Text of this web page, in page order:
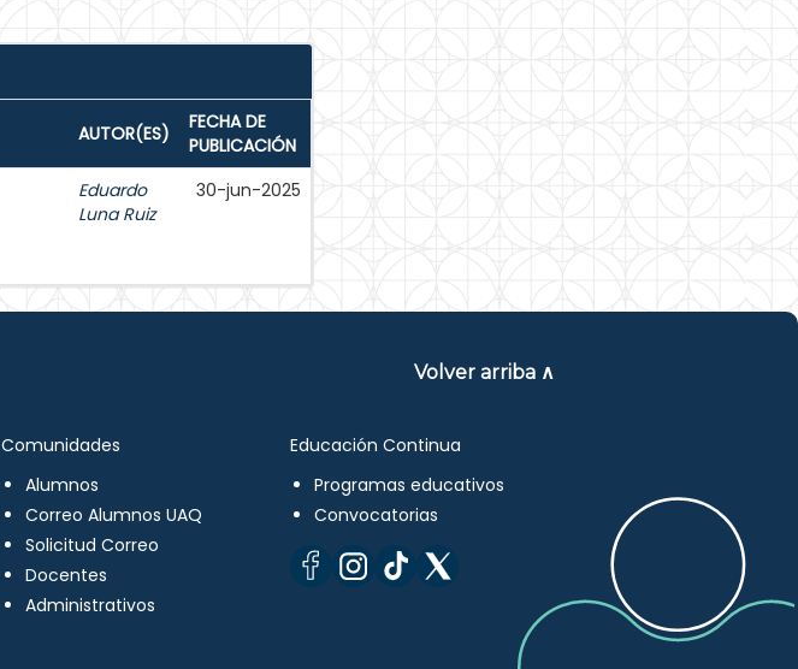
AUTOR(ES)
FECHA DE
PUBLICACIÓN
Eduardo
Luna Ruiz
30-jun-2025
Volver arriba ∧
Comunidades
Alumnos
Correo Alumnos UAQ
Solicitud Correo
Docentes
Administrativos
Educación Continua
Programas educativos
Convocatorias